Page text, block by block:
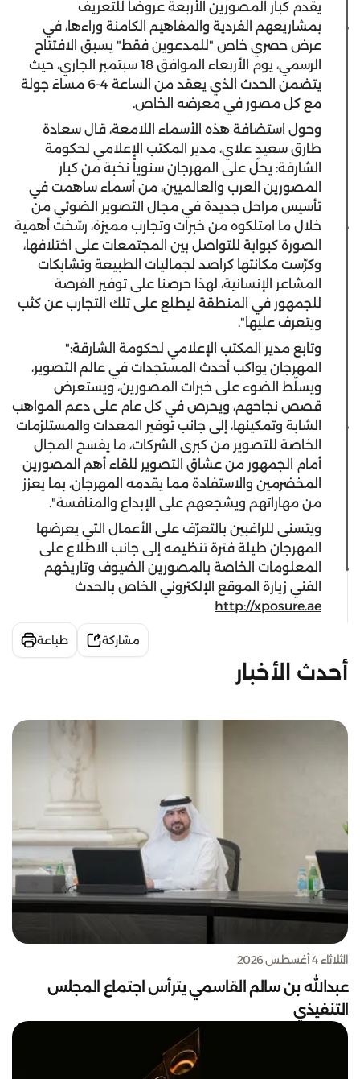
يقدم كبار المصورين الأربعة عروضاً للتعريف
بمشاريعهم الفردية والمفاهيم الكامنة وراءها، في
عرض حصري خاص "للمدعوين فقط" يسبق الافتتاح
الرسمي، يوم الأربعاء الموافق 18 سبتمبر الجاري، حيث
يتضمن الحدث الذي يعقد من الساعة 4-6 مساءً جولة
مع كل مصور في معرضه الخاص.
وحول استضافة هذه الأسماء اللامعة، قال سعادة
طارق سعيد علاي، مدير المكتب الإعلامي لحكومة
الشارقة: يحلّ على المهرجان سنوياً نخبة من كبار
المصورين العرب والعالميين، من أسماء ساهمت في
تأسيس مراحل جديدة في مجال التصوير الضوئي من
خلال ما امتلكوه من خبرات وتجارب مميزة، رسّخت أهمية
الصورة كبوابة للتواصل بين المجتمعات على اختلافها،
وكرّست مكانتها كراصد لجماليات الطبيعة وتشابكات
المشاعر الإنسانية، لهذا حرصنا على توفير الفرصة
للجمهور في المنطقة ليطلع على تلك التجارب عن كثب
ويتعرف عليها".
وتابع مدير المكتب الإعلامي لحكومة الشارقة:"
المهرجان يواكب أحدث المستجدات في عالم التصوير،
ويسلّط الضوء على خبرات المصورين، ويستعرض
قصص نجاحهم، ويحرص في كل عام على دعم المواهب
الشابة وتمكينها، إلى جانب توفير المعدات والمستلزمات
الخاصة للتصوير من كبرى الشركات، ما يفسح المجال
أمام الجمهور من عشاق التصوير للقاء أهم المصورين
المخضرمين والاستفادة مما يقدمه المهرجان، بما يعزز
من مهاراتهم ويشجعهم على الإبداع والمنافسة".
ويتسنى للراغبين بالتعرّف على الأعمال التي يعرضها
المهرجان طيلة فترة تنظيمه إلى جانب الاطلاع على
المعلومات الخاصة بالمصورين الضيوف وتاريخهم
الفني زيارة الموقع الإلكتروني الخاص بالحدث
http://xposure.ae
مشاركة طباعة
أحدث الأخبار
الثلاثاء 4 أغسطس 2026
عبدالله بن سالم القاسمي يترأس اجتماع المجلس
التنفيذي